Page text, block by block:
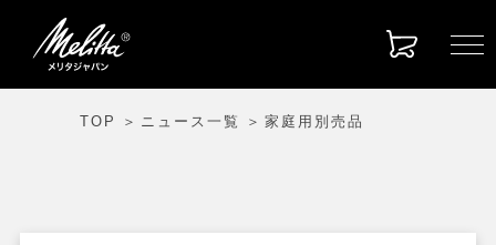
TOP ニュース一覧 家庭用別売品